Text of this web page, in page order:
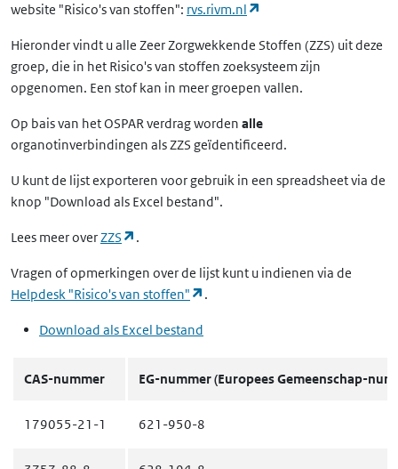
website "Risico's van stoffen": rvs.rivm.nl
Hieronder vindt u alle Zeer Zorgwekkende Stoffen (ZZS) uit deze
groep, die in het Risico's van stoffen zoeksysteem zijn
opgenomen. Een stof kan in meer groepen vallen.
Op bais van het OSPAR verdrag worden alle
organotinverbindingen als ZZS geïdentificeerd.
U kunt de lijst exporteren voor gebruik in een spreadsheet via de
knop "Download als Excel bestand".
Lees meer overZZS (opent in een nieuw tabblad)
.
Vragen of opmerkingen over de lijst kunt u indienen via de
Helpdesk "Risico's van stoffen"
(opent in een nieuw tabblad)
.
Download als Excel bestand
CAS-nummer EG-nummer(Europees Gemeenschap-
179055-21-1 621-950-8